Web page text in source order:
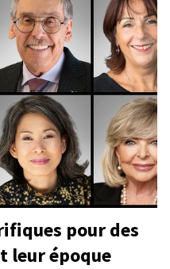
pour des
leur époque